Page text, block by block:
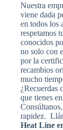
Nuestra
viene dada
en todos los
respetamos
conocidos
no solo con
por la
recambios
mucho
¿Recuerdas
que tienes
rapidez.
Heat Line